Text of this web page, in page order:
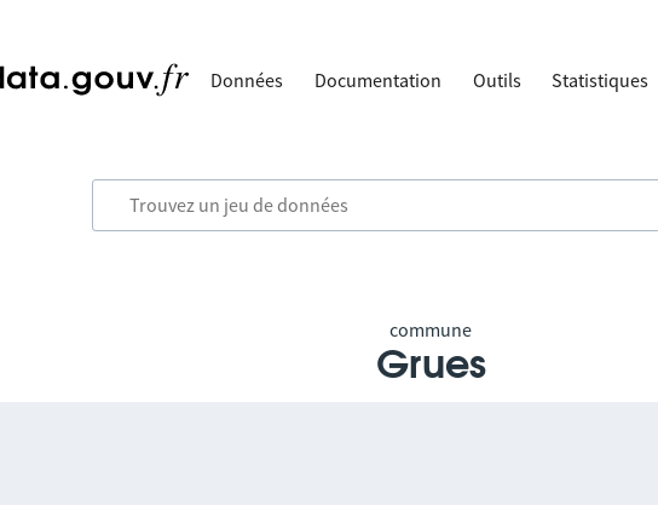
Données Documentation Outils Statistiques
commune
Grues